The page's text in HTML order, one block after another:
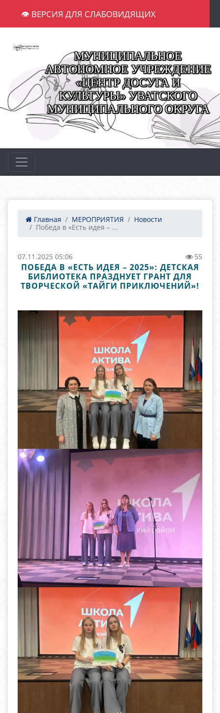
👁 ВЕРСИЯ ДЛЯ СЛАБОВИДЯЩИХ
МУНИЦИПАЛЬНОЕ
АВТОНОМНОЕ УЧРЕЖДЕНИЕ
«ЦЕНТР ДОСУГА И
КУЛЬТУРЫ» УВАТСКОГО
МУНИЦИПАЛЬНОГО ОКРУГА
Главная МЕРОПРИЯТИЯ
Новости
Победа в «Есть идея – ...
07.11.2025 05:06 55
ПОБЕДА В «ЕСТЬ ИДЕЯ – 2025»: ДЕТСКАЯ
БИБЛИОТЕКА ПРАЗДНУЕТ ГРАНТ ДЛЯ
ТВОРЧЕСКОЙ «ТАЙГИ ПРИКЛЮЧЕНИЙ»!